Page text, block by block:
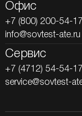
Офис
+7 (800) 200-54-17
info@sovtest-ate.ru
Сервис
+7 (4712) 54-54-
service@sovtest-